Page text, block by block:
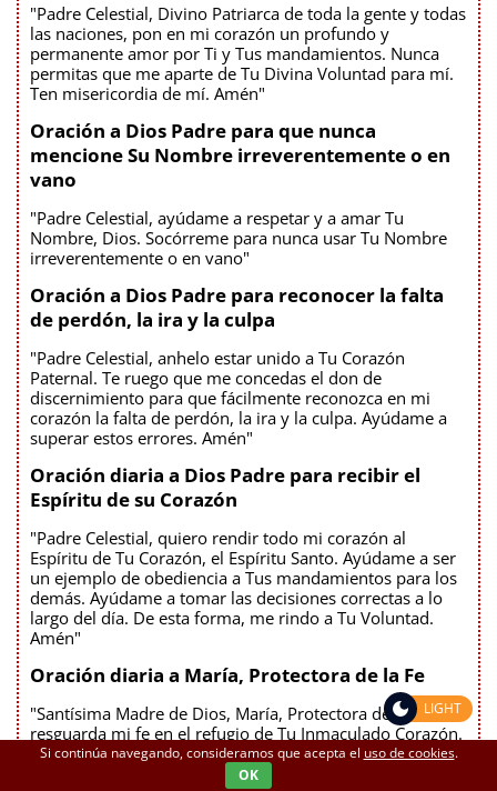
"Padre Celestial, Divino Patriarca de toda la gente y todas
las naciones, pon en mi corazón un profundo y
permanente amor por Ti y Tus mandamientos. Nunca
permitas que me aparte de Tu Divina Voluntad para mí.
Ten misericordia de mí. Amén"
Oración a Dios Padre para que nunca
mencione Su Nombre irreverentemente o en
vano
"Padre Celestial, ayúdame a respetar y a amar Tu
Nombre, Dios. Socórreme para nunca usar Tu Nombre
irreverentemente o en vano"
Oración a Dios Padre para reconocer la falta
de perdón, la ira y la culpa
"Padre Celestial, anhelo estar unido a Tu Corazón
Paternal. Te ruego que me concedas el don de
discernimiento para que fácilmente reconozca en mi
corazón la falta de perdón, la ira y la culpa. Ayúdame a
superar estos errores. Amén"
Oración diaria a Dios Padre para recibir el
Espíritu de su Corazón
"Padre Celestial, quiero rendir todo mi corazón al
Espíritu de Tu Corazón, el Espíritu Santo. Ayúdame a ser
un ejemplo de obediencia a Tus mandamientos para los
demás. Ayúdame a tomar las decisiones correctas a lo
largo del día. De esta forma, me rindo a Tu Voluntad.
Amén"
Oración diaria a María, Protectora de la Fe
"Santísima Madre de Dios, María, Protectora de la Fe,
resguarda mi fe en el refugio de Tu Inmaculado Corazón.
En él, protege mi fe de cualquier merodeador.
Muéstrame las amenazas a mi fe y ayúdame a vencerlas.
Si continúa navegando, consideramos que acepta el uso de cookies.
OK
LIGHT